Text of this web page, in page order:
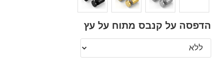
הדפסה על קנבס מתוח על עץ